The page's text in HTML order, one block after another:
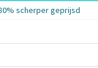
scherper geprijsd